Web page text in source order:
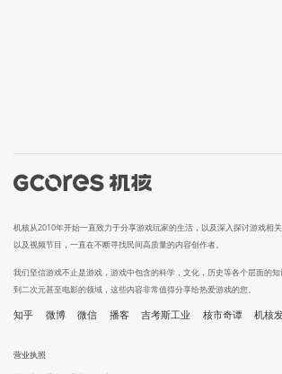
机核从2010年开始一直致力于分享游戏玩家的生活，以及深入探讨游戏相
以及视频节目，一直在不断寻找民间高质量的内容创作者。
我们坚信游戏不止是游戏，游戏中包含的科学，文化，历史等各个层面的
到二次元甚至电影的领域，这些内容非常值得分享给热爱游戏的您。
知乎 微博 微信 播客 吉考斯工业 核市奇谭 机核
营业执照